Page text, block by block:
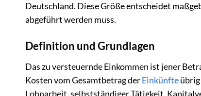
Deutschland. Diese Größe entscheidet
abgeführt werden muss.
Definition und Grundlagen
Das zu versteuernde Einkommen ist jener
Kosten vom Gesamtbetrag derEinkünfte
Lohnarbeit, selbstständiger Tätigkeit,